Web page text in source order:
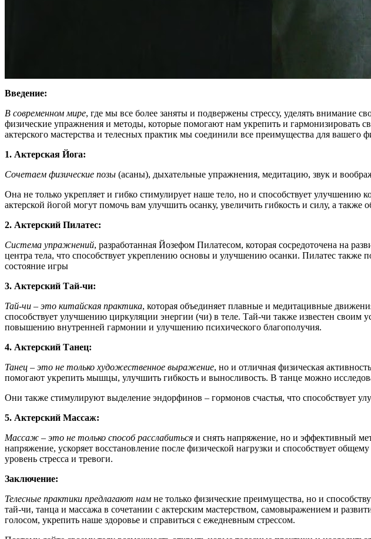
Введение:
В современном мире, где мы все более заняты и подвержены стрессу, уделять внимание
физические упражнения и методы, которые помогают нам укрепить и гармонизировать
актерского мастерства и телесных практик мы соединили все преимущества для вашего
1. Актерская Йога:
Сочетаем физические позы (асаны), дыхательные упражнения, медитацию, звук и
Она не только укрепляет и гибко стимулирует наше тело, но и способствует
актерской йогой могут помочь вам улучшить осанку, увеличить гибкость и силу, а
2. Актерский Пилатес:
Система упражнений, разработанная Йозефом Пилатесом, которая сосредоточена на
центра тела, что способствует укреплению основы и улучшению осанки. Пилатес также
состояние игры
3. Актерский Тай-чи:
Тай-чи – это китайская практика, которая объединяет плавные и медитацивные
способствует улучшению циркуляции энергии (чи) в теле. Тай-чи также известен
повышению внутренней гармонии и улучшению психического благополучия.
4. Актерский Танец:
Танец – это не только художественное выражение, но и отличная физическая
помогают укрепить мышцы, улучшить гибкость и выносливость. В танце можно
Они также стимулируют выделение эндорфинов – гормонов счастья, что способствует
5. Актерский Массаж:
Массаж – это не только способ расслабиться и снять напряжение, но и эффективный
напряжение, ускоряет восстановление после физической нагрузки и способствует
уровень стресса и тревоги.
Заключение:
Телесные практики предлагают нам не только физические преимущества, но и
тай-чи, танца и массажа в сочетании с актерским мастерством, самовыражением и
голосом, укрепить наше здоровье и справиться с ежедневным стрессом.